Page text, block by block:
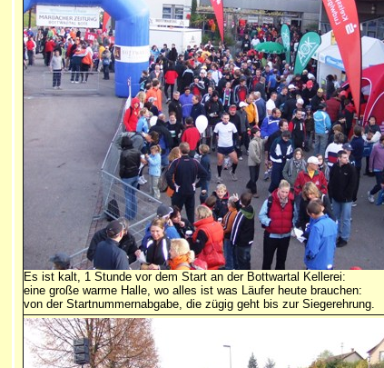
Es ist kalt, 1 Stunde vor dem Start an der Bottwartal Kellerei:
eine große warme Halle, wo alles ist was Läufer heute brauchen:
von der Startnummernabgabe, die zügig geht bis zur Siegerehrung.